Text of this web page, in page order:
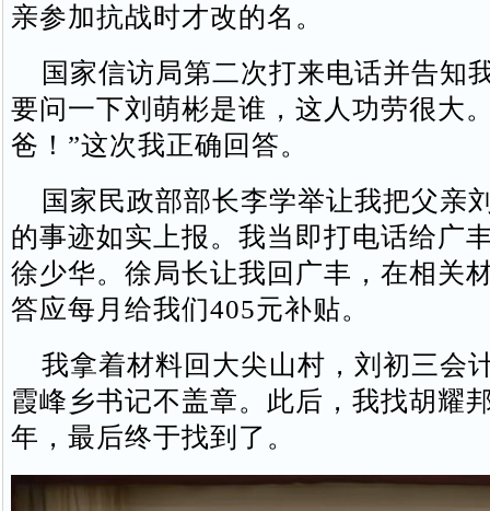
亲参加抗战时才改的名。
国家信访局第二次打来电话并告知
要问一下刘萌彬是谁，这人功劳很大
爸！”这次我正确回答。
国家民政部部长李学举让我把父亲
的事迹如实上报。我当即打电话给广
徐少华。徐局长让我回广丰，在相关
答应每月给我们405元补贴。
我拿着材料回大尖山村，刘初三会
霞峰乡书记不盖章。此后，我找胡耀
年，最后终于找到了。